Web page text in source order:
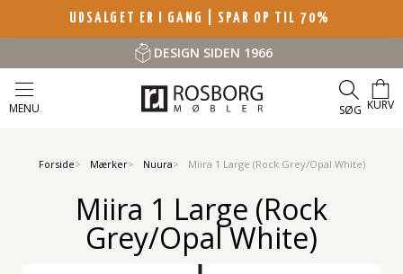
UDSALGET ER I GANG | SPAR OP TIL 70%
DESIGN SIDEN 1966
MENU SØG KURV
Forside Mærker Nuura Miira 1 Large (Rock Grey/Opal White)
Miira 1 Large (Rock
Grey/Opal White)